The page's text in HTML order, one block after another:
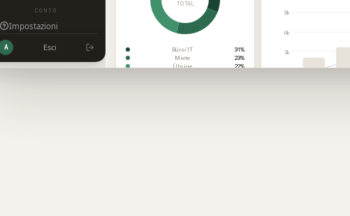
CONTO
Impostazioni
A Esci
TOTAL
Büro/IT
31%
Miete
23%
Übrige
22%
9k
6k
3k